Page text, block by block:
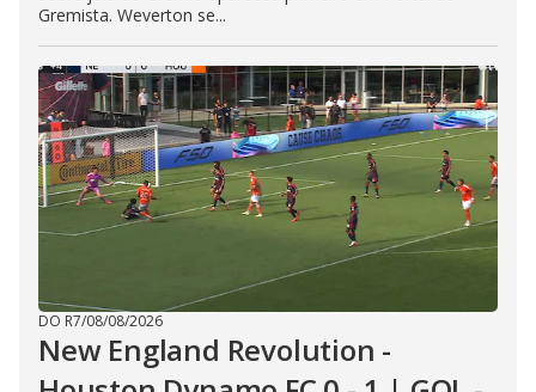
Gremista. Weverton se...
DO R7/08/08/2026
New England Revolution -